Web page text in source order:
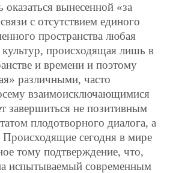
оказаться вынесенной «за
с отсутствием единого
пространства любая
культур, происходящая лишь в
и времени и поэтому
различными, часто
взаимоисключающимися
завершиться не позитивным
плодотворного диалога, а
сегодня в мире
тому подтверждение, что,
испытываемый современным